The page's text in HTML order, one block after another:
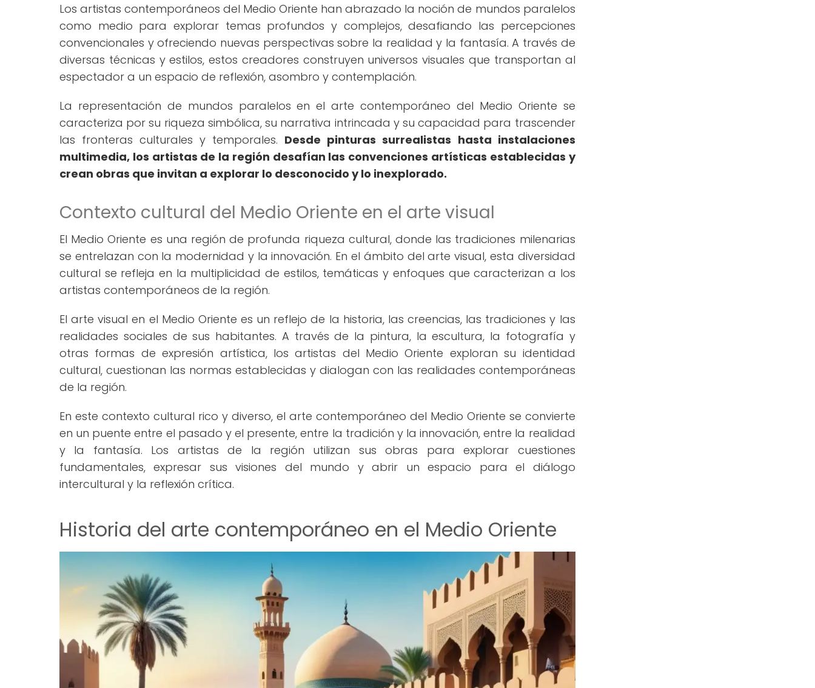
Los artistas contemporáneos del Medio Oriente han abrazado la noción de mundos paralelos
como medio para explorar temas profundos y complejos, desafiando las percepciones
convencionales y ofreciendo nuevas perspectivas sobre la realidad y la fantasía. A través de
diversas técnicas y estilos, estos creadores construyen universos visuales que transportan al
espectador a un espacio de reflexión, asombro y contemplación.
La representación de mundos paralelos en el arte contemporáneo del Medio Oriente se
caracteriza por su riqueza simbólica, su narrativa intrincada y su capacidad para trascender
las fronteras culturales y temporales. Desde pinturas surrealistas hasta instalaciones
multimedia, los artistas de la región desafían las convenciones artísticas establecidas y
crean obras que invitan a explorar lo desconocido y lo inexplorado.
Contexto cultural del Medio Oriente en el arte visual
El Medio Oriente es una región de profunda riqueza cultural, donde las tradiciones milenarias
se entrelazan con la modernidad y la innovación. En el ámbito del arte visual, esta diversidad
cultural se refleja en la multiplicidad de estilos, temáticas y enfoques que caracterizan a los
artistas contemporáneos de la región.
El arte visual en el Medio Oriente es un reflejo de la historia, las creencias, las tradiciones y las
realidades sociales de sus habitantes. A través de la pintura, la escultura, la fotografía y
otras formas de expresión artística, los artistas del Medio Oriente exploran su identidad
cultural, cuestionan las normas establecidas y dialogan con las realidades contemporáneas
de la región.
En este contexto cultural rico y diverso, el arte contemporáneo del Medio Oriente se convierte
en un puente entre el pasado y el presente, entre la tradición y la innovación, entre la realidad
y la fantasía. Los artistas de la región utilizan sus obras para explorar cuestiones
fundamentales, expresar sus visiones del mundo y abrir un espacio para el diálogo
intercultural y la reflexión crítica.
Historia del arte contemporáneo en el Medio Oriente